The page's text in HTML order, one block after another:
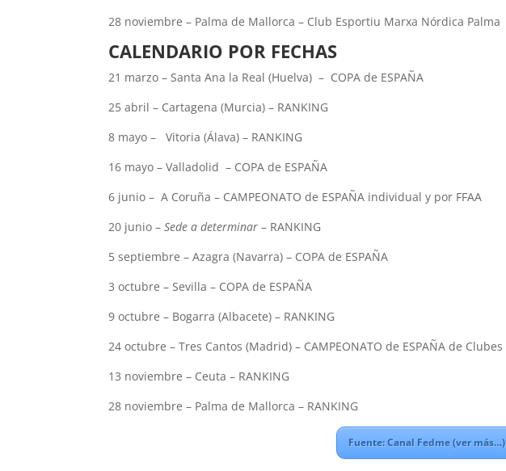
28 noviembre – Palma de Mallorca – Club Esportiu Marxa Nórdica Palma
CALENDARIO POR FECHAS
21 marzo – Santa Ana la Real (Huelva) – COPA de ESPAÑA
25 abril – Cartagena (Murcia) – RANKING
8 mayo –
Vitoria (Álava) – RANKING
16 mayo – Valladolid – COPA de ESPAÑA
6 junio – A Coruña – CAMPEONATO de ESPAÑA individual y por FFAA
20 junio –Sede a determinar– RANKING
5 septiembre – Azagra (Navarra) – COPA de ESPAÑA
3 octubre – Sevilla – COPA de ESPAÑA
9 octubre – Bogarra (Albacete) – RANKING
24 octubre – Tres Cantos (Madrid) – CAMPEONATO de ESPAÑA de Clubes
13 noviembre – Ceuta – RANKING
28 noviembre – Palma de Mallorca – RANKING
Fuente: Canal Fedme (ver más…)